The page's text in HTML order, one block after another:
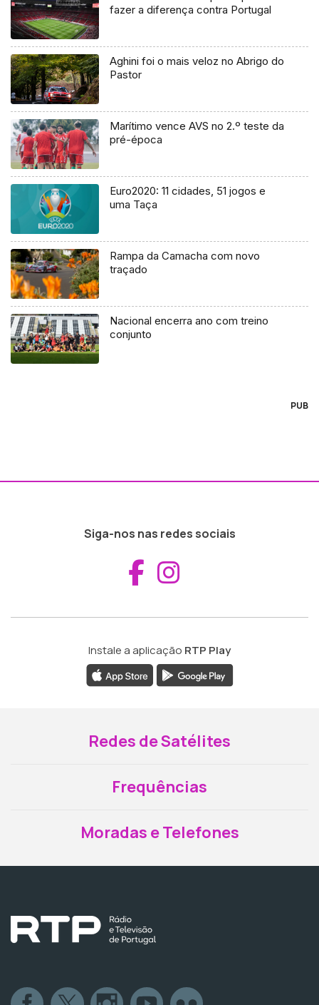
fazer a diferença contra Portugal
Aghini foi o mais veloz no Abrigo do
Pastor
Marítimo vence AVS no 2.º teste da
pré-época
Euro2020: 11 cidades, 51 jogos e
uma Taça
Rampa da Camacha com novo
traçado
Nacional encerra ano com treino
conjunto
PUB
Siga-nos nas redes sociais
Aceder ao
Instale a aplicação RTP Play
Redes de Satélites
Frequências
Moradas e Telefones